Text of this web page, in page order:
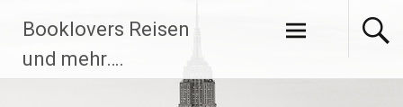
Inhalt
springen
Booklovers Reisen
und mehr….